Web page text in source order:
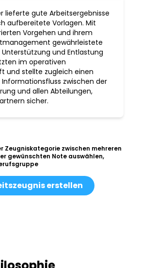
lieferte gute Arbeitsergebnisse
aufbereitete Vorlagen. Mit
Vorgehen und ihrem
gewährleistete
Unterstützung und Entlastung
im operativen
und stellte zugleich einen
zwischen der
und allen Abteilungen,
sicher.
Zeugniskategorie zwischen mehreren
gewünschten Note auswählen,
erstellen